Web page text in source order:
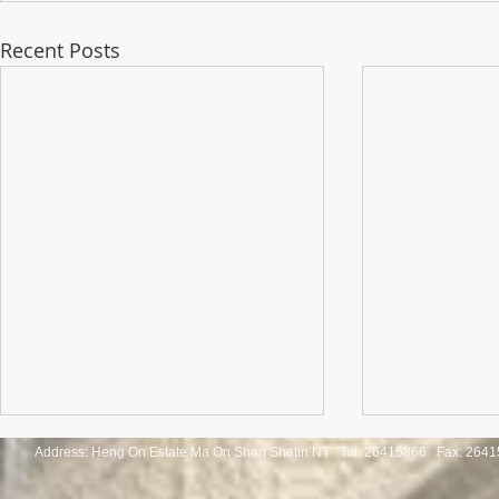
Recent Posts
Address: Heng On Estate Ma On Shan Shatin NT Tel: 26415866 Fax: